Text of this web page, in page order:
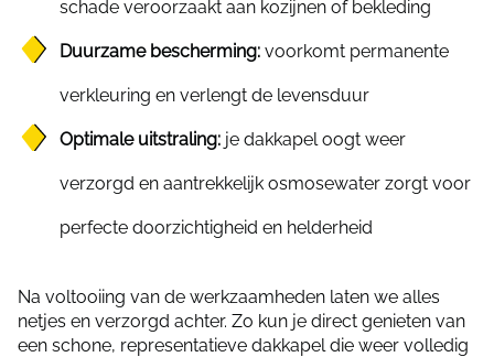
schade veroorzaakt aan kozijnen of bekleding
Duurzame bescherming: voorkomt permanente
verkleuring en verlengt de levensduur
Optimale uitstraling: je dakkapel oogt weer
verzorgd en aantrekkelijk osmosewater zorgt voor
perfecte doorzichtigheid en helderheid
Na voltooiing van de werkzaamheden laten we alles
netjes en verzorgd achter. Zo kun je direct genieten van
een schone, representatieve dakkapel die weer volledig